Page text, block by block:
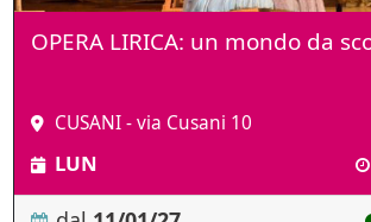
OPERA LIRICA: un mondo da
CUSANI - via Cusani 10
LUN